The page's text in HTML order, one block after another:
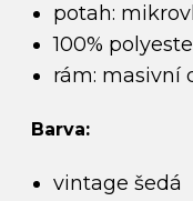
potah:
100%
rám: masivní
Barva:
vintage šedá